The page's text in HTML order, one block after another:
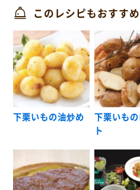
このレシピもおすすめ
下栗いもの油炒め
下栗いも
ト